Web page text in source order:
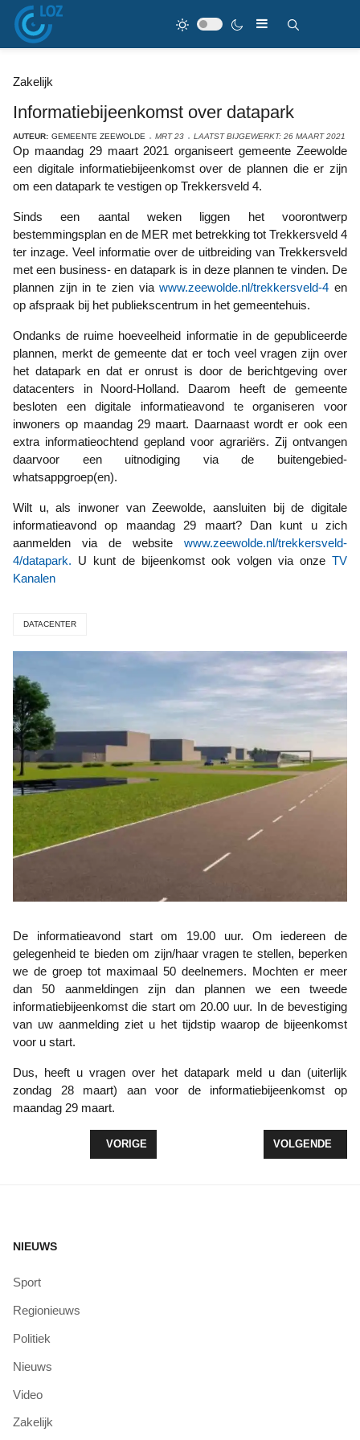
Zakelijk
Informatiebijeenkomst over datapark
AUTEUR: GEMEENTE ZEEWOLDE MRT 23 LAATST BIJGEWERKT: 26 MAART 2021
Op maandag 29 maart 2021 organiseert gemeente Zeewolde
een digitale informatiebijeenkomst over de plannen die er zijn
om een datapark te vestigen op Trekkersveld 4.
Sinds een aantal weken liggen het voorontwerp
bestemmingsplan en de MER met betrekking tot Trekkersveld 4
ter inzage. Veel informatie over de uitbreiding van Trekkersveld
met een business- en datapark is in deze plannen te vinden. De
plannen zijn in te zien viawww.zeewolde.nl/trekkersveld-4 en
op afspraak bij het publiekscentrum in het gemeentehuis.
Ondanks de ruime hoeveelheid informatie in de gepubliceerde
plannen, merkt de gemeente dat er toch veel vragen zijn over
het datapark en dat er onrust is door de berichtgeving over
datacenters in Noord-Holland. Daarom heeft de gemeente
besloten een digitale informatieavond te organiseren voor
inwoners op maandag 29 maart. Daarnaast wordt er ook een
extra informatieochtend gepland voor agrariërs. Zij ontvangen
daarvoor een uitnodiging via de buitengebied-
whatsappgroep(en).
Wilt u, als inwoner van Zeewolde, aansluiten bij de digitale
informatieavond op maandag 29 maart? Dan kunt u zich
aanmelden via de website www.zeewolde.nl/trekkersveld-
4/datapark. U kunt de bijeenkomst ook volgen via onze TV
Kanalen
DATACENTER
De informatieavond start om 19.00 uur. Om iedereen de
gelegenheid te bieden om zijn/haar vragen te stellen, beperken
we de groep tot maximaal 50 deelnemers. Mochten er meer
dan 50 aanmeldingen zijn dan plannen we een tweede
informatiebijeenkomst die start om 20.00 uur. In de bevestiging
van uw aanmelding ziet u het tijdstip waarop de bijeenkomst
voor u start.
Dus, heeft u vragen over het datapark meld u dan (uiterlijk
zondag 28 maart) aan voor de informatiebijeenkomst op
maandag 29 maart.
VORIG ARTIKEL: ANTWOORDEN OP
VORIGE VOLGENDE
VOLGENDE
NIEUWS
Sport
Regionieuws
Politiek
Nieuws
Video
Zakelijk